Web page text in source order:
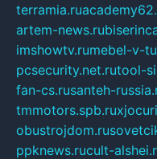
terramia.ru
artem-news.ru
imshowtv.rumebel-v-
pcsecurity.net.rutool-
fan-cs.rusanteh-
tmmotors.spb.ru
obustrojdom.ru
ppknews.rucult-